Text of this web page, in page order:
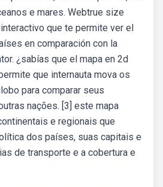
e mares. Webtrue size
que te permite ver el
en comparación con la
¿sabías que el mapa en 2d
que internauta mova os
para comparar seus
nações. [3] este mapa
e regionais que
dos países, suas capitais e
de transporte e a cobertura e